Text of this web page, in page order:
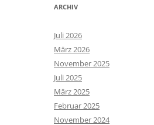
ARCHIV
Juli 2026
März 2026
November 2025
Juli 2025
März 2025
Februar 2025
November 2024